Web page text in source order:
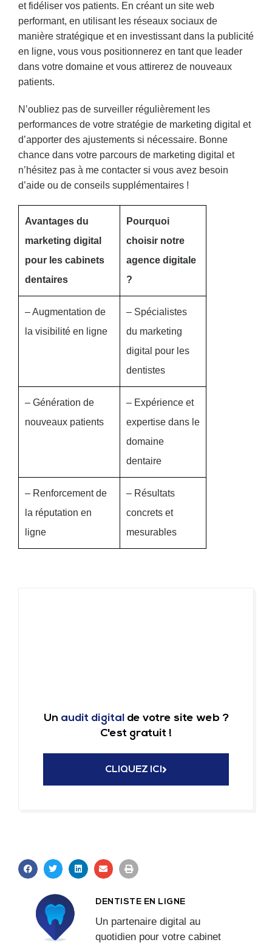
et fidéliser vos patients. En créant un site web
performant, en utilisant les réseaux sociaux de
manière stratégique et en investissant dans la publicité
en ligne, vous vous positionnerez en tant que leader
dans votre domaine et vous attirerez de nouveaux
patients.
N’oubliez pas de surveiller régulièrement les
performances de votre stratégie de marketing digital et
d’apporter des ajustements si nécessaire. Bonne
chance dans votre parcours de marketing digital et
n’hésitez pas à me contacter si vous avez besoin
d’aide ou de conseils supplémentaires !
Avantages du
marketing digital
pour les cabinets
dentaires
Pourquoi
choisir notre
agence digitale
?
– Augmentation de
la visibilité en ligne
– Spécialistes
du marketing
digital pour les
dentistes
– Génération de
nouveaux patients
– Expérience et
expertise dans le
domaine
dentaire
– Renforcement de
la réputation en
ligne
– Résultats
concrets et
mesurables
Un audit digitalde votre site web ?
C'est gratuit !
CLIQUEZ ICI
DENTISTE EN LIGNE
Un partenaire digital au
quotidien pour votre cabinet